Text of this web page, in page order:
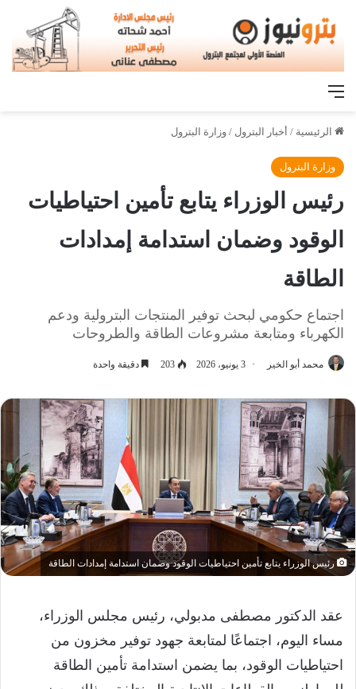
القائمة
الرئيسية / أخبار البترول / وزارة البترول
وزارة البترول
رئيس الوزراء يتابع تأمين احتياطيات
الوقود وضمان استدامة إمدادات
الطاقة
اجتماع حكومي لبحث توفير المنتجات البترولية ودعم
الكهرباء ومتابعة مشروعات الطاقة والطروحات
محمد أبو الخير 3 يونيو، 2026 203 دقيقة واحدة
رئيس الوزراء يتابع تأمين احتياطيات الوقود وضمان استدامة إمدادات الطاقة
عقد الدكتور مصطفى مدبولي، رئيس مجلس الوزراء،
مساء اليوم، اجتماعًا لمتابعة جهود توفير مخزون من
احتياطيات الوقود، بما يضمن استدامة تأمين الطاقة